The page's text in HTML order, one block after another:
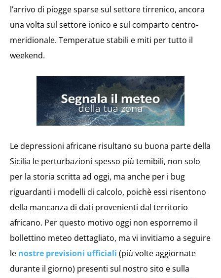
l’arrivo di piogge sparse sul settore tirrenico, ancora
una volta sul settore ionico e sul comparto centro-
meridionale. Temperatue stabili e miti per tutto il
weekend.
Le depressioni africane risultano su buona parte della
Sicilia le perturbazioni spesso più temibili, non solo
per la storia scritta ad oggi, ma anche per i bug
riguardanti i modelli di calcolo, poichè essi risentono
della mancanza di dati provenienti dal territorio
africano. Per questo motivo oggi non esporremo il
bollettino meteo dettagliato, ma vi invitiamo a seguire
le nostre previsioni ufficiali (più volte aggiornate
durante il giorno) presenti sul nostro sito e sulla